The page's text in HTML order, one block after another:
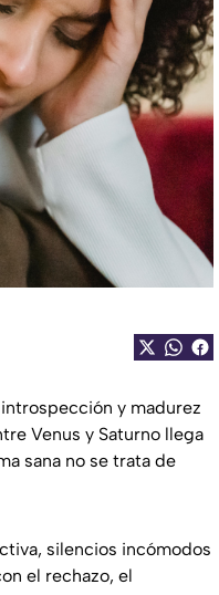
y madurez
Venus y Saturno llega
sana no se trata de
silencios incómodos
el rechazo, el